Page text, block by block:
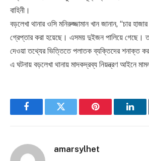
বাহিনী।
বড়লেখা থানার ওসি মনিরুজ্জামান খান জানান, “চার
গ্রেপ্তার করা হয়েছে। এসময় দুইজন পালিয়ে গেছে।
দেওয়া তথ্যের ভিত্তিতে পলাতক ব্যক্তিদের শনাক্ত
এ ঘটনায় বড়লেখা থানায় মাদকদ্রব্য নিয়ন্ত্রণ আইনে
FacebookTwitter Pinterest
amarsylhet